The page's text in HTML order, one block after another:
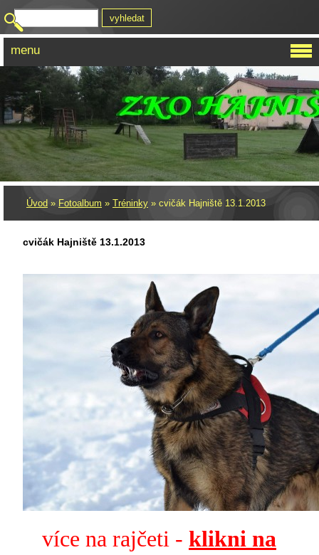
Úvod » Fotoalbum » Tréninky » cvičák Hajniště 13.1.2013
cvičák Hajniště 13.1.2013
více na rajčeti - klikni na
menu